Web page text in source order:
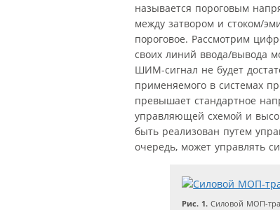
называется пороговым
между затвором и стоком/
пороговое. Рассмотрим
своих линий ввода/вывода
ШИМ-сигнал не будет
применяемого в системах
превышает стандартное
управляющей схемой и
быть реализован путем
очередь, может управлять
Рис. 1. Силовой МОП-